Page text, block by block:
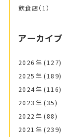
飲食店（1）
アーカイブ
2026年 (127)
2025年 (189)
2024年 (116)
2023年 (35)
2022年 (88)
2021年 (239)